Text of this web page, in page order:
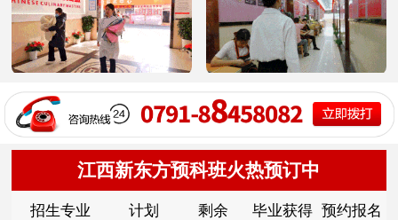
江西新东方预科班火热预订中
招生专业 计划 剩余 毕业获得 预约报名
茶艺甜点专业 49 5 技术+学籍 预约报名
洲际主厨专业 20 8 技术+学籍 预约报名
金典总厨专业 25 8 技术+学籍 预约报名